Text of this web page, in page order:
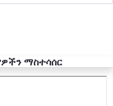
ማስተሳሰር